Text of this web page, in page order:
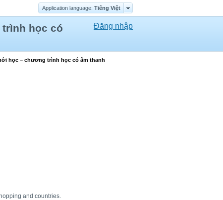
Application language: Tiếng Việt
học có
Đăng nhập
học – chương trình học có âm thanh
and countries.